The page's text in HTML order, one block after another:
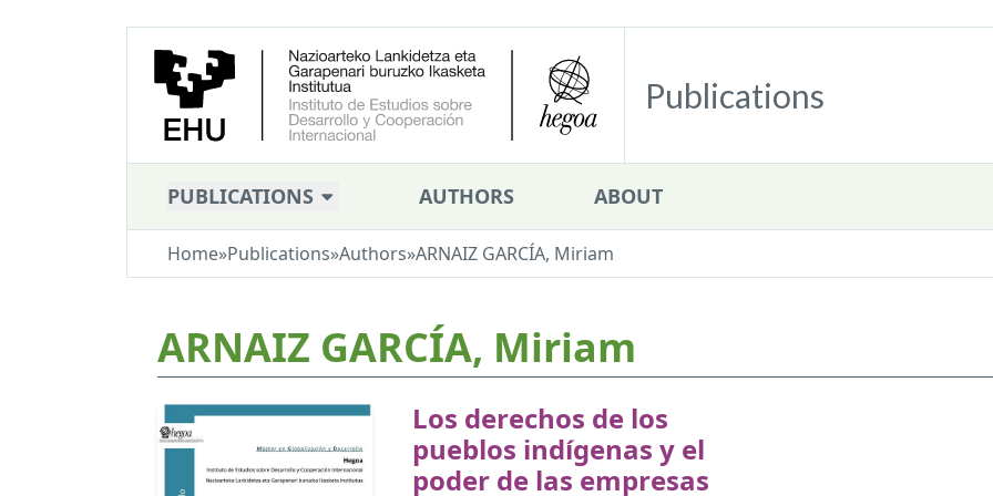
Publications
PUBLICATIONS AUTHORS ABOUT
Home»Publications»Authors»ARNAIZ GARCÍA, Miriam
ARNAIZ GARCÍA, Miriam
Los derechos de los
pueblos indígenas y el
poder de las empresas